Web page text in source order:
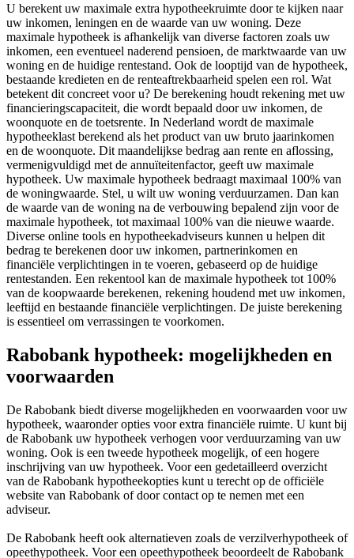
U berekent uw maximale extra hypotheekruimte door te kijken naar
uw inkomen, leningen en de waarde van uw woning. Deze
maximale hypotheek is afhankelijk van diverse factoren zoals uw
inkomen, een eventueel naderend pensioen, de marktwaarde van uw
woning en de huidige rentestand. Ook de looptijd van de hypotheek,
bestaande kredieten en de renteaftrekbaarheid spelen een rol. Wat
betekent dit concreet voor u? De berekening houdt rekening met uw
financieringscapaciteit, die wordt bepaald door uw inkomen, de
woonquote en de toetsrente. In Nederland wordt de maximale
hypotheeklast berekend als het product van uw bruto jaarinkomen
en de woonquote. Dit maandelijkse bedrag aan rente en aflossing,
vermenigvuldigd met de annuïteitenfactor, geeft uw maximale
hypotheek. Uw maximale hypotheek bedraagt maximaal 100% van
de woningwaarde. Stel, u wilt uw woning verduurzamen. Dan kan
de waarde van de woning na de verbouwing bepalend zijn voor de
maximale hypotheek, tot maximaal 100% van die nieuwe waarde.
Diverse online tools en hypotheekadviseurs kunnen u helpen dit
bedrag te berekenen door uw inkomen, partnerinkomen en
financiële verplichtingen in te voeren, gebaseerd op de huidige
rentestanden. Een rekentool kan de maximale hypotheek tot 100%
van de koopwaarde berekenen, rekening houdend met uw inkomen,
leeftijd en bestaande financiële verplichtingen. De juiste berekening
is essentieel om verrassingen te voorkomen.
Rabobank hypotheek: mogelijkheden en
voorwaarden
De Rabobank biedt diverse mogelijkheden en voorwaarden voor uw
hypotheek, waaronder opties voor extra financiële ruimte. U kunt bij
de Rabobank uw hypotheek verhogen voor verduurzaming van uw
woning. Ook is een tweede hypotheek mogelijk, of een hogere
inschrijving van uw hypotheek. Voor een gedetailleerd overzicht
van de Rabobank hypotheekopties kunt u terecht op de officiële
website van Rabobank of door contact op te nemen met een
adviseur.
De Rabobank heeft ook alternatieven zoals de verzilverhypotheek of
opeethypotheek. Voor een opeethypotheek beoordeelt de Rabobank